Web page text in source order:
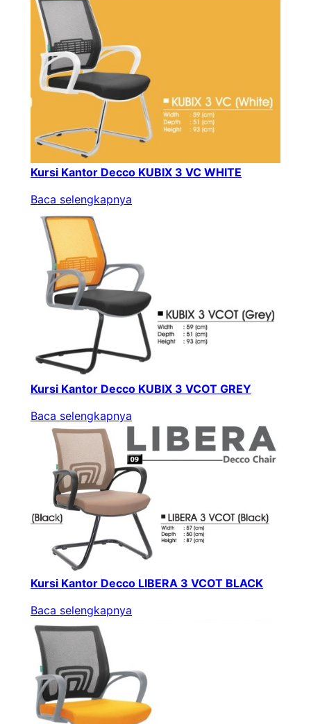
Kursi Kantor Decco KUBIX 3 VC WHITE
Baca selengkapnya
Kursi Kantor Decco KUBIX 3 VCOT GREY
Baca selengkapnya
Kursi Kantor Decco LIBERA 3 VCOT BLACK
Baca selengkapnya